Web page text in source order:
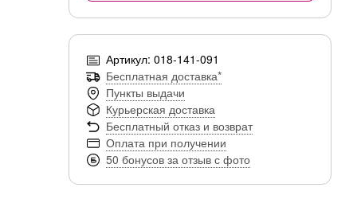
Артикул: 018-141-091
Бесплатная доставка*
Пункты выдачи
Курьерская доставка
Бесплатный отказ и возврат
Оплата при получении
50 бонусов за отзыв с фото